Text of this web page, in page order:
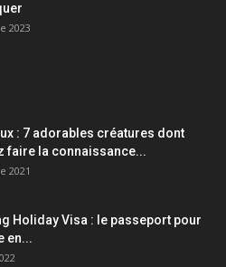
2023
: 7 adorables créatures dont
faire la connaissance...
2021
Holiday Visa : le passeport pour
en...